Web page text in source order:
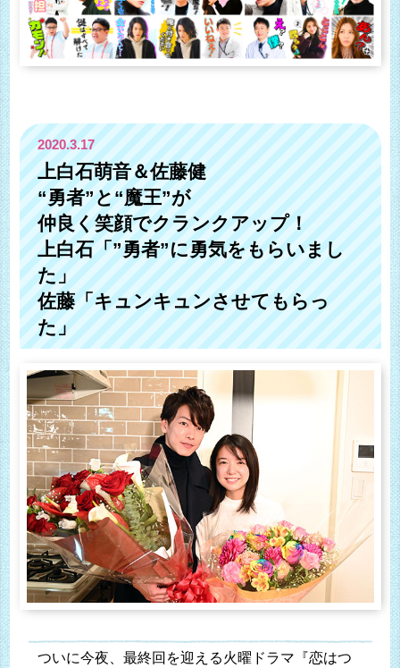
2020.3.17
上白石萌音＆佐藤健
“勇者”と“魔王”が
仲良く笑顔でクランクアップ！
上白石「”勇者”に勇気をもらいまし
た」
佐藤「キュンキュンさせてもらっ
た」
ついに今夜、最終回を迎える火曜ドラマ『恋はつ